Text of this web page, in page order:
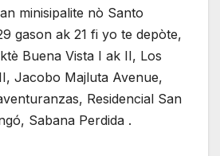
minisipalite nò Santo
gason ak 21 fi yo te depòte,
Buena Vista I ak II, Los
Jacobo Majluta Avenue,
Residencial San
Sabana Perdida .